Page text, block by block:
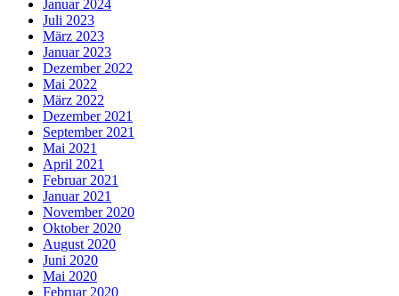
Januar 2024
Juli 2023
März 2023
Januar 2023
Dezember 2022
Mai 2022
März 2022
Dezember 2021
September 2021
Mai 2021
April 2021
Februar 2021
Januar 2021
November 2020
Oktober 2020
August 2020
Juni 2020
Mai 2020
Februar 2020